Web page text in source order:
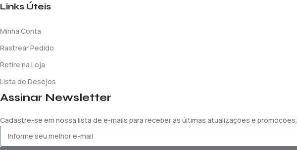
Links Úteis
Minha Conta
Rastrear Pedido
Retire na Loja
Lista de Desejos
Assinar Newsletter
Cadastre-se em nossa lista de e-mails para receber as últimas atualizações e promoções.